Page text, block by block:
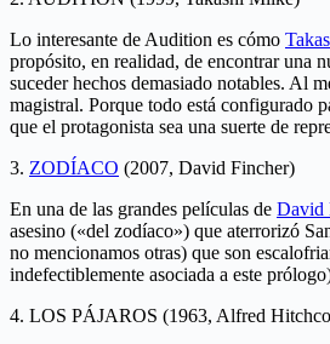
Lo interesante de Audition es cómo
propósito, en realidad, de encontrar una
suceder hechos demasiado notables. Al
magistral. Porque todo está configurado
que el protagonista sea una suerte de
3. ZODÍACO (2007, David Fincher)
En una de las grandes películas de David
asesino («del zodíaco») que aterrorizó
no mencionamos otras) que son
indefectiblemente asociada a este
4. LOS PÁJAROS (1963, Alfred